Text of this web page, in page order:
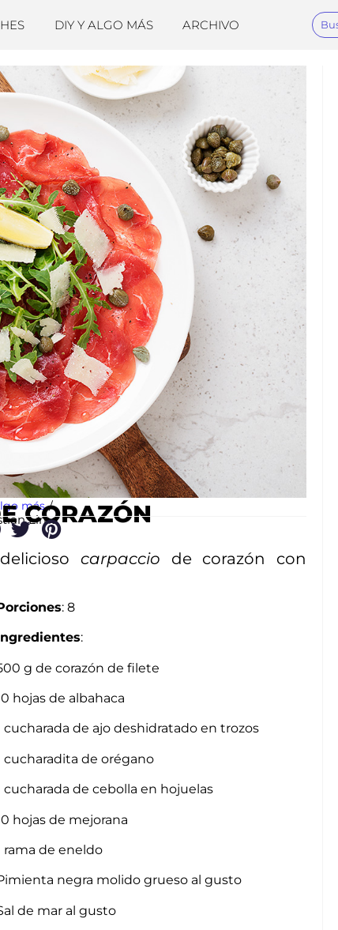
DIY Y ALGO MÁS ARCHIVO
más /
CORAZÓN
Lima
carpaccio de corazón con
: 8
:
g de corazón de filete
hojas de albahaca
cucharada de ajo deshidratado en trozos
cucharadita de orégano
cucharada de cebolla en hojuelas
hojas de mejorana
rama de eneldo
negra molido grueso al gusto
de mar al gusto